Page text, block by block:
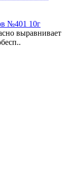
№401 10г
выравнивает